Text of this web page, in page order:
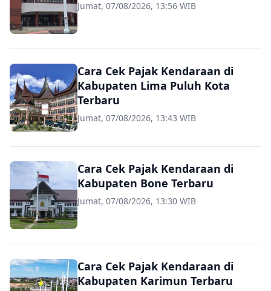
Jumat, 07/08/2026, 13:56 WIB
Cara Cek Pajak Kendaraan di
Kabupaten Lima Puluh Kota
Terbaru
Jumat, 07/08/2026, 13:43 WIB
Cara Cek Pajak Kendaraan di
Kabupaten Bone Terbaru
Jumat, 07/08/2026, 13:30 WIB
Cara Cek Pajak Kendaraan di
Kabupaten Karimun Terbaru